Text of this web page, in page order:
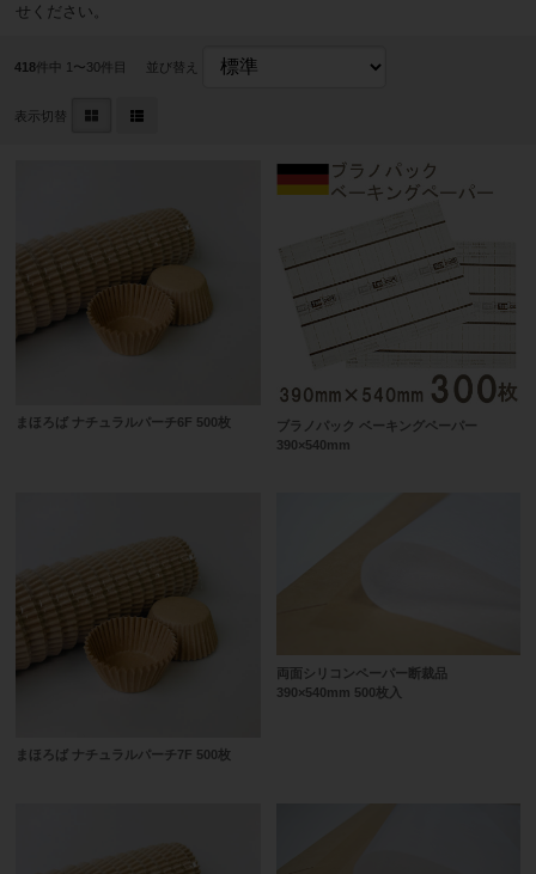
せください。
418件中 1〜30件目 並び替え
表示切替
まほろば ナチュラルパーチ6F 500枚
ブラノパック ベーキングペーパー
390×540mm
まほろば ナチュラルパーチ7F 500枚
両面シリコンペーパー断裁品
390×540mm 500枚入